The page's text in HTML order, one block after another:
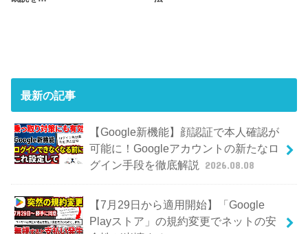
最新の記事
【Google新機能】顔認証で本人確認が
可能に！Googleアカウントの新たなロ
グイン手段を徹底解説
2026.08.08
【7月29日から適用開始】「Google
Playストア」の規約変更でネットの安